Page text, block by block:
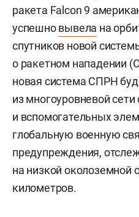
ракета Falcon 9
успешновывела на
спутников новой
о ракетном нападении
новая система СПРН
из многоуровневой сети
и вспомогательных
глобальную военную
предупреждения,
на низкой околоземной
километров.